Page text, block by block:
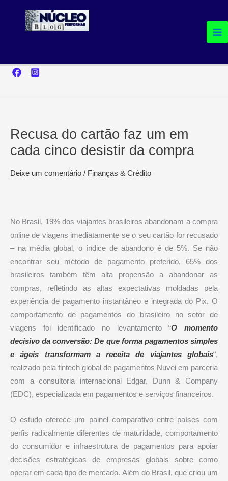
Recusa do cartão faz um em
cada cinco desistir da compra
Deixe um comentário / Finanças & Crédito
No Brasil, 19% dos viajantes brasileiros abandonam a compra
online de viagens imediatamente se o seu cartão for recusado
– na média global, o índice de abandono é de 5%. Se não
encontrar seu método de pagamento preferido, 65% dos
brasileiros também têm alta propensão a abandonar as
compras, refletindo as altas expectativas moldadas pela
experiência de pagamento instantâneo e integrada do Pix. O
comportamento de pagamentos do brasileiro no setor de
viagens foi identificado no levantamento“O momento
decisivo da conversão: De que forma pagamentos simples
e ágeis transformam a receita de viajantes globais“,
realizado pela fintech global de pagamentos Nuvei em parceria
com a consultoria internacional Edgar, Dunn & Company
(EDC), especializada em pagamentos e serviços financeiros.
O estudo oferece um painel comparativo entre países com
perfis radicalmente diferentes de maturidade, comportamento
do consumidor e infraestrutura de pagamentos para apoiar
decisões estratégicas de empresas globais sobre como
operar em cada tipo de mercado. Além do Brasil, que criou um